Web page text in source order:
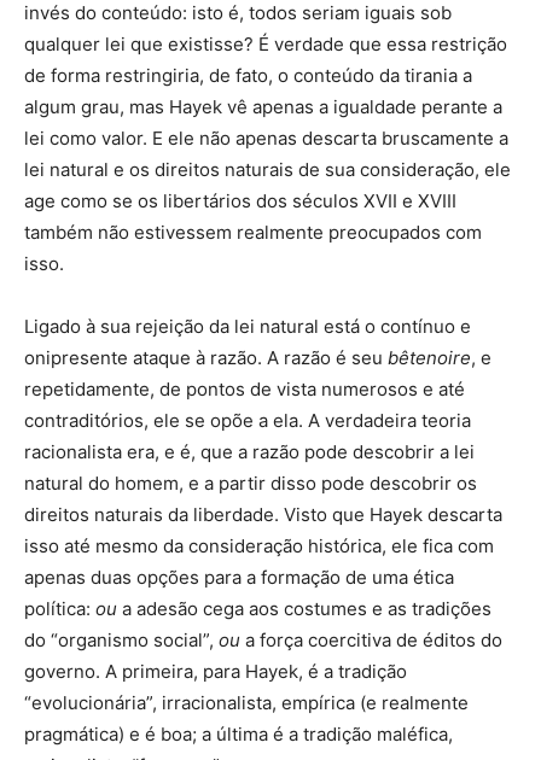
invés do conteúdo: isto é, todos seriam iguais sob
qualquer lei que existisse? É verdade que essa restrição
de forma restringiria, de fato, o conteúdo da tirania a
algum grau, mas Hayek vê apenas a igualdade perante a
lei como valor. E ele não apenas descarta bruscamente a
lei natural e os direitos naturais de sua consideração, ele
age como se os libertários dos séculos XVII e XVIII
também não estivessem realmente preocupados com
isso.
Ligado à sua rejeição da lei natural está o contínuo e
onipresente ataque à razão. A razão é seu bêtenoire, e
repetidamente, de pontos de vista numerosos e até
contraditórios, ele se opõe a ela. A verdadeira teoria
racionalista era, e é, que a razão pode descobrir a lei
natural do homem, e a partir disso pode descobrir os
direitos naturais da liberdade. Visto que Hayek descarta
isso até mesmo da consideração histórica, ele fica com
apenas duas opções para a formação de uma ética
política: ou a adesão cega aos costumes e as tradições
do “organismo social”, ou a força coercitiva de éditos do
governo. A primeira, para Hayek, é a tradição
“evolucionária”, irracionalista, empírica (e realmente
pragmática) e é boa; a última é a tradição maléfica,